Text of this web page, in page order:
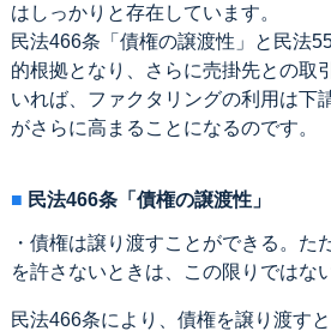
はしっかりと存在しています。
民法466条「債権の譲渡性」と民法
的根拠となり、さらに売掛先との取
いれば、ファクタリングの利用は下
がさらに高まることになるのです。
民法466条「債権の譲渡性」
・債権は譲り渡すことができる。た
を許さないときは、この限りではない
民法466条により、債権を譲り渡す